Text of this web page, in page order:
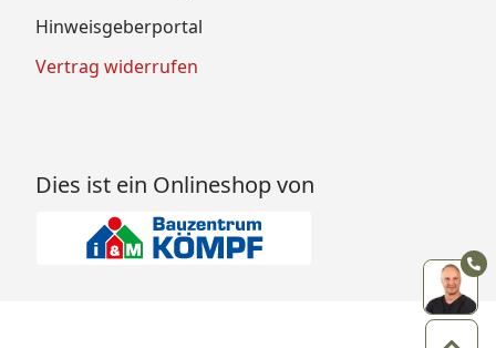
Hinweisgeberportal
Vertrag widerrufen
Dies ist ein Onlineshop von